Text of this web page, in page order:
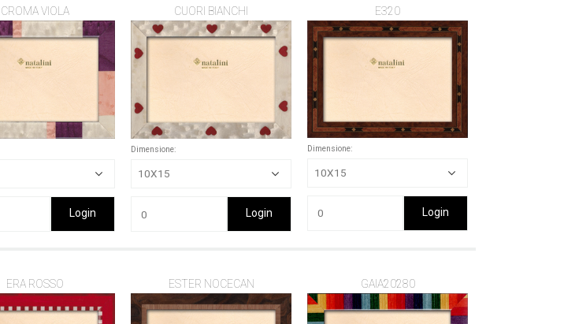
CROMA VIOLA
Login
CUORI BIANCHI
Dimensione:
Login
E320
Dimensione:
Login
ERA ROSSO ESTER NOCECAN GAIA20280